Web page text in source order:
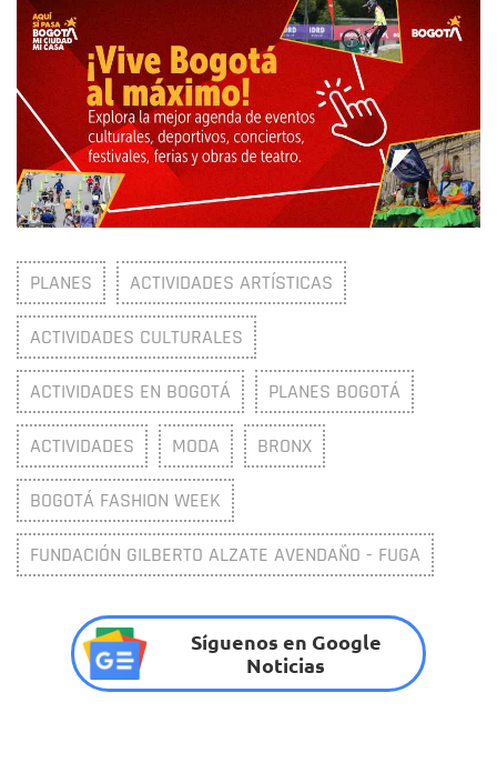
PLANES ACTIVIDADES ARTÍSTICAS
ACTIVIDADES CULTURALES
ACTIVIDADES EN BOGOTÁ PLANES BOGOTÁ
ACTIVIDADES MODA BRONX
BOGOTÁ FASHION WEEK
FUNDACIÓN GILBERTO ALZATE AVENDAÑO - FUGA
Síguenos en Google
Noticias